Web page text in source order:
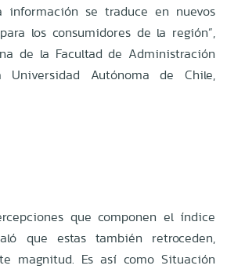
información se traduce en nuevos
los consumidores de la región”,
de la Facultad de Administración
Autónoma de Chile,
que componen el índice
que estas también retroceden,
magnitud. Es así como Situación